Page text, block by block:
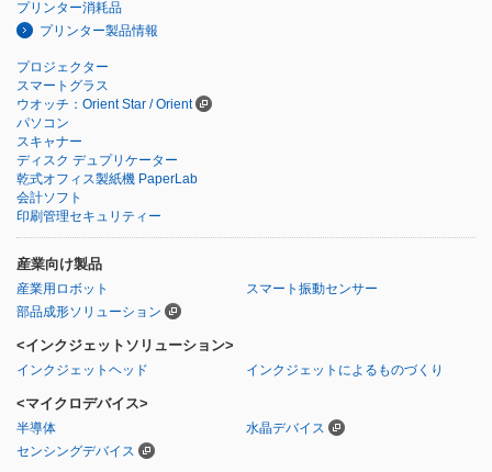
プリンター消耗品
プリンター製品情報
プロジェクター
スマートグラス
ウオッチ：Orient Star / Orient
パソコン
スキャナー
ディスク デュプリケーター
乾式オフィス製紙機 PaperLab
会計ソフト
印刷管理セキュリティー
産業向け製品
産業用ロボット
スマート振動センサー
部品成形ソリューション
<インクジェットソリューション>
インクジェットヘッド インクジェットによるものづくり
<マイクロデバイス>
半導体
水晶デバイス
センシングデバイス